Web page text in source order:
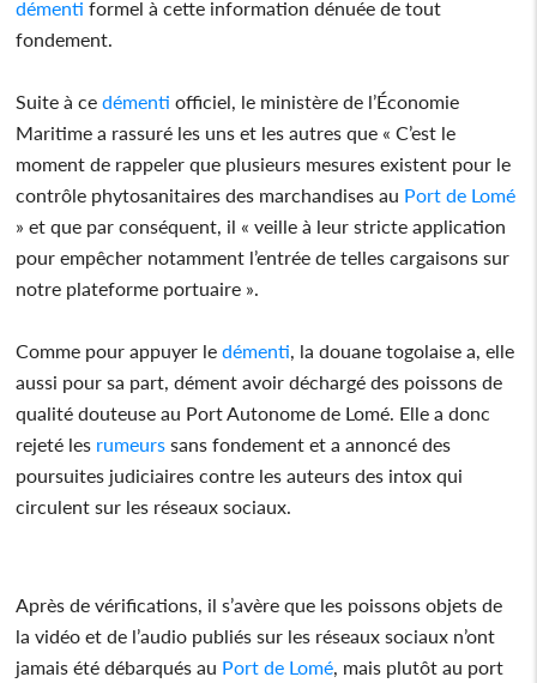
démenti formel à cette information dénuée de tout
fondement.
Suite à ce démenti officiel, le ministère de l’Économie
Maritime a rassuré les uns et les autres que « C’est le
moment de rappeler que plusieurs mesures existent pour le
contrôle phytosanitaires des marchandises au Port de Lomé
» et que par conséquent, il « veille à leur stricte application
pour empêcher notamment l’entrée de telles cargaisons sur
notre plateforme portuaire ».
Comme pour appuyer le démenti , la douane togolaise a, elle
aussi pour sa part, dément avoir déchargé des poissons de
qualité douteuse au Port Autonome de Lomé. Elle a donc
rejeté les rumeurs sans fondement et a annoncé des
poursuites judiciaires contre les auteurs des intox qui
circulent sur les réseaux sociaux.
Après de vérifications, il s’avère que les poissons objets de
la vidéo et de l’audio publiés sur les réseaux sociaux n’ont
jamais été débarqués au Port de Lomé , mais plutôt au port